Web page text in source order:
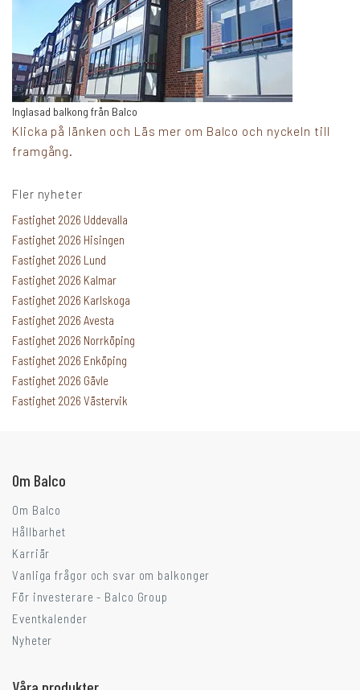
Inglasad balkong från Balco
Klicka på länken och Läs mer om Balco och nyckeln till
framgång.
Fler nyheter
Fastighet 2026 Uddevalla
Fastighet 2026 Hisingen
Fastighet 2026 Lund
Fastighet 2026 Kalmar
Fastighet 2026 Karlskoga
Fastighet 2026 Avesta
Fastighet 2026 Norrköping
Fastighet 2026 Enköping
Fastighet 2026 Gävle
Fastighet 2026 VästervikGår ni i balkongtankar?
Om Balco
Om Balco
Hållbarhet
Karriär
Vanliga frågor och svar om balkonger
För investerare - Balco Group
Eventkalender
Nyheter